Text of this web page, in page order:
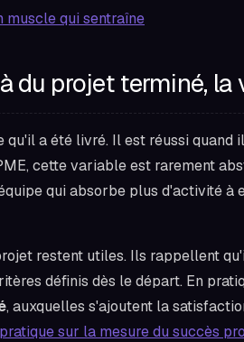
muscle qui sentraîne
du projet terminé, la
qu'il a été livré. Il est réussi quand
cette variable est rarement
qui absorbe plus d'activité à
restent utiles. Ils rappellent
définis dès le départ. En
, auxquelles s'ajoutent la
sur la mesure du succès